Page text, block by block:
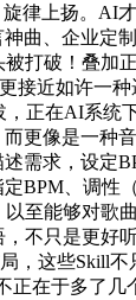
律上扬。AI
曲、企业定
打破！叠加
接近如许一
正在AI系统
更像是一种
需求，设定
BPM、调性
至能够对歌
只是更好听
，这些Skill
正在于多了